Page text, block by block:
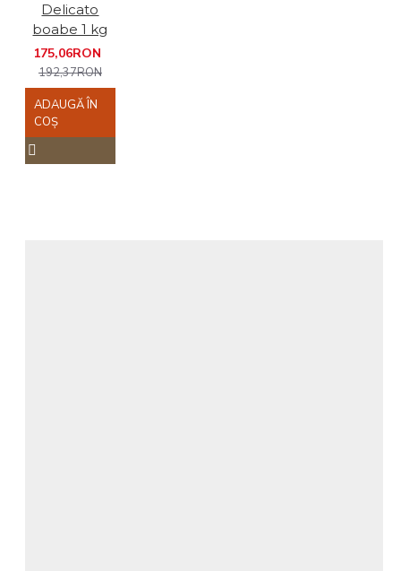
Delicato
boabe 1 kg
175,06RON
192,37RON
ADAUGĂ ÎN
COŞ